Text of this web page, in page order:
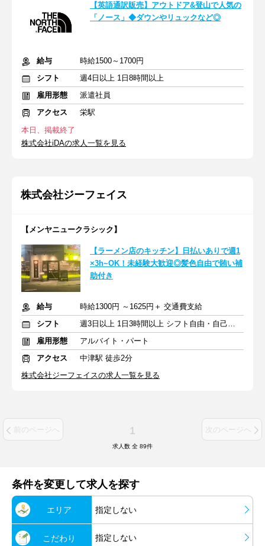
【英語通訳販売】アウトドア&登山で人気の
「ノース」◆ダウンやリュックなど◎
給与
時給1500～1700円
シフト
週4日以上 1日8時間以上
雇用形態
派遣社員
アクセス
栄駅
本日、掲載終了
株式会社iDAの求人一覧を見る
株式会社ジーフェイス
【メンヤニュークラシック】
【ラーメン店のキッチン】日払いありで週1
×3h~OK！未経験大歓迎◎髪色自由で賄い補
助付き
給与
時給1300円 ～1625円＋ 交通費支給
シフト
週3日以上 1日3時間以上 シフト自由・自己申告
雇用形態
アルバイト・パート
アクセス
中津駅 徒歩2分
株式会社ジーフェイスの求人一覧を見る
前のページへ 1 次のページへ
求人数 全 89件
条件を変更して求人を探す
エリア 指定しない
こだわり 指定しない